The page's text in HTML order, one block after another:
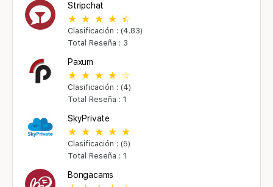
Stripchat
Clasificación : (4.83)
Total Reseña : 3
Paxum
Clasificación : (4)
Total Reseña : 1
SkyPrivate
Clasificación : (5)
Total Reseña : 1
Bongacams